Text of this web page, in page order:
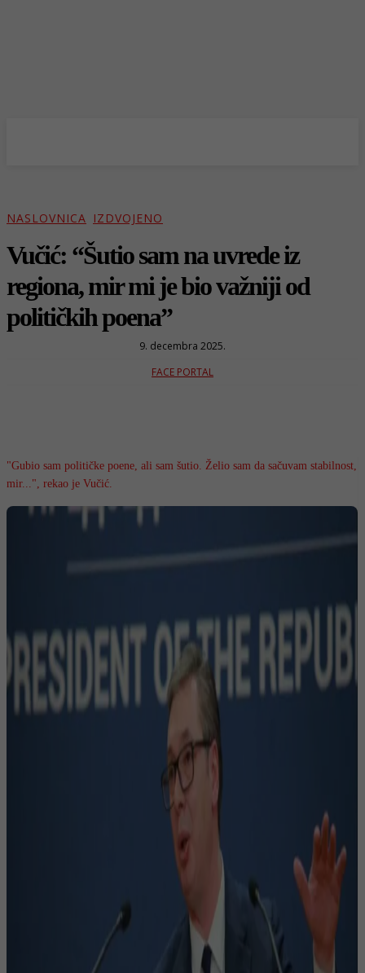
NASLOVNICA IZDVOJENO
Vučić: “Šutio sam na uvrede iz
regiona, mir mi je bio važniji od
političkih poena”
9. decembra 2025.
FACE PORTAL
"Gubio sam političke poene, ali sam šutio. Želio sam da sačuvam stabilnost,
mir...", rekao je Vučić.